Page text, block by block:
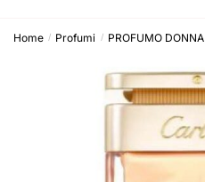
Home / Profumi / PROFUMO DONNA